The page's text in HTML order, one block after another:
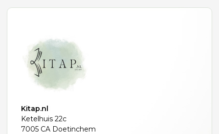
Kitap.nl
Ketelhuis 22c
7005 CA Doetinchem